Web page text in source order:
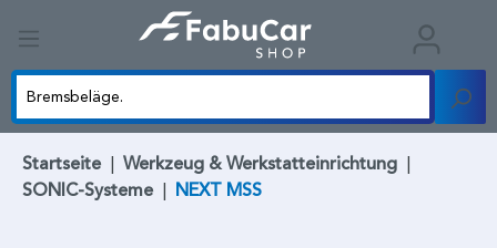
Startseite | Werkzeug & Werkstatteinrichtung |
SONIC-Systeme | NEXT MSS